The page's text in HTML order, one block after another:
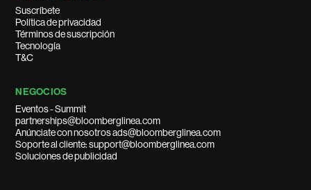
Suscríbete
Política de privacidad
Términos de suscripción
Tecnología
T&C
NEGOCIOS
Eventos - Summit
partnerships@bloomberglinea.com
Anúnciate con nosotros ads@bloomberglinea.com
Soporte al cliente: support@bloomberglinea.com
Soluciones de publicidad